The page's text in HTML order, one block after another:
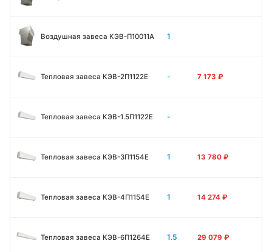
Воздушная завеса КЭВ-П10011A 1
Тепловая завеса КЭВ-2П1122E - 7 173 ₽
Тепловая завеса КЭВ-1.5П1122E -
Тепловая завеса КЭВ-3П1154E 1 13 780 ₽
Тепловая завеса КЭВ-4П1154E 1 14 274 ₽
Тепловая завеса КЭВ-6П1264E 1.5 29 079 ₽